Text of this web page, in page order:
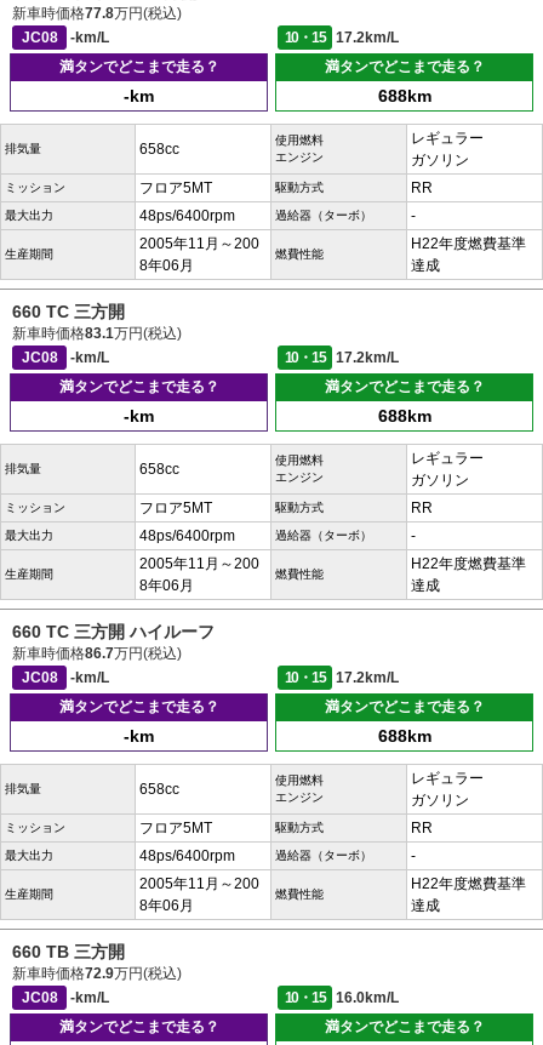
新車時価格77.8万円(税込)
JC08
-km/L 10・15
17.2km/L
満タンでどこまで走る？
-km
満タンでどこまで走る？
688km
排気量 658cc
使用燃料
エンジン
レギュラー
ガソリン
ミッション フロア5MT 駆動方式 RR
最大出力 48ps/6400rpm 過給器（ターボ） -
生産期間
2005年11月～200
8年06月
燃費性能
H22年度燃費基準
達成
660 TC 三方開
新車時価格83.1万円(税込)
JC08
-km/L 10・15
17.2km/L
満タンでどこまで走る？
-km
満タンでどこまで走る？
688km
排気量 658cc
使用燃料
エンジン
レギュラー
ガソリン
ミッション フロア5MT 駆動方式 RR
最大出力 48ps/6400rpm 過給器（ターボ） -
生産期間
2005年11月～200
8年06月
燃費性能
H22年度燃費基準
達成
660 TC 三方開 ハイルーフ
新車時価格86.7万円(税込)
JC08
-km/L 10・15
17.2km/L
満タンでどこまで走る？
-km
満タンでどこまで走る？
688km
排気量 658cc
使用燃料
エンジン
レギュラー
ガソリン
ミッション フロア5MT 駆動方式 RR
最大出力 48ps/6400rpm 過給器（ターボ） -
生産期間
2005年11月～200
8年06月
燃費性能
H22年度燃費基準
達成
660 TB 三方開
新車時価格72.9万円(税込)
JC08
-km/L 10・15
16.0km/L
満タンでどこまで走る？
満タンでどこまで走る？